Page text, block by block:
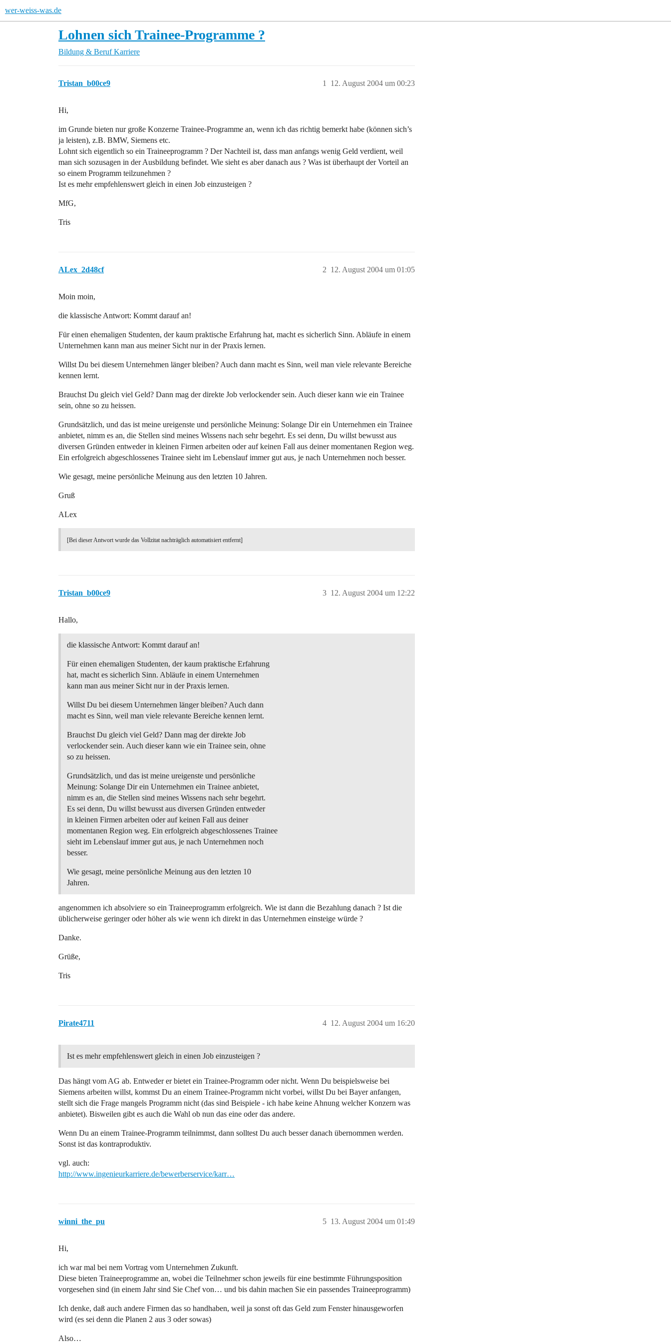
wer-weiss-was.de
Lohnen sich Trainee-Programme ?
Bildung & Beruf Karriere
Tristan_b00ce9 12. August 2004 um 00:23
1
Hi,
im Grunde bieten nur große Konzerne Trainee-Programme an, wenn ich das richtig bemerkt habe (können sich’s
ja leisten), z.B. BMW, Siemens etc.
Lohnt sich eigentlich so ein Traineeprogramm ? Der Nachteil ist, dass man anfangs wenig Geld verdient, weil
man sich sozusagen in der Ausbildung befindet. Wie sieht es aber danach aus ? Was ist überhaupt der Vorteil an
so einem Programm teilzunehmen ?
Ist es mehr empfehlenswert gleich in einen Job einzusteigen ?
MfG,
Tris
ALex_2d48cf 12. August 2004 um 01:05
2
Moin moin,
die klassische Antwort: Kommt darauf an!
Für einen ehemaligen Studenten, der kaum praktische Erfahrung hat, macht es sicherlich Sinn. Abläufe in einem
Unternehmen kann man aus meiner Sicht nur in der Praxis lernen.
Willst Du bei diesem Unternehmen länger bleiben? Auch dann macht es Sinn, weil man viele relevante Bereiche
kennen lernt.
Brauchst Du gleich viel Geld? Dann mag der direkte Job verlockender sein. Auch dieser kann wie ein Trainee
sein, ohne so zu heissen.
Grundsätzlich, und das ist meine ureigenste und persönliche Meinung: Solange Dir ein Unternehmen ein Trainee
anbietet, nimm es an, die Stellen sind meines Wissens nach sehr begehrt. Es sei denn, Du willst bewusst aus
diversen Gründen entweder in kleinen Firmen arbeiten oder auf keinen Fall aus deiner momentanen Region weg.
Ein erfolgreich abgeschlossenes Trainee sieht im Lebenslauf immer gut aus, je nach Unternehmen noch besser.
Wie gesagt, meine persönliche Meinung aus den letzten 10 Jahren.
Gruß
ALex
[Bei dieser Antwort wurde das Vollzitat nachträglich automatisiert entfernt]
Tristan_b00ce9 12. August 2004 um 12:22
3
Hallo,
die klassische Antwort: Kommt darauf an!
Für einen ehemaligen Studenten, der kaum praktische Erfahrung
hat, macht es sicherlich Sinn. Abläufe in einem Unternehmen
kann man aus meiner Sicht nur in der Praxis lernen.
Willst Du bei diesem Unternehmen länger bleiben? Auch dann
macht es Sinn, weil man viele relevante Bereiche kennen lernt.
Brauchst Du gleich viel Geld? Dann mag der direkte Job
verlockender sein. Auch dieser kann wie ein Trainee sein, ohne
so zu heissen.
Grundsätzlich, und das ist meine ureigenste und persönliche
Meinung: Solange Dir ein Unternehmen ein Trainee anbietet,
nimm es an, die Stellen sind meines Wissens nach sehr begehrt.
Es sei denn, Du willst bewusst aus diversen Gründen entweder
in kleinen Firmen arbeiten oder auf keinen Fall aus deiner
momentanen Region weg. Ein erfolgreich abgeschlossenes Trainee
sieht im Lebenslauf immer gut aus, je nach Unternehmen noch
besser.
Wie gesagt, meine persönliche Meinung aus den letzten 10
Jahren.
angenommen ich absolviere so ein Traineeprogramm erfolgreich. Wie ist dann die Bezahlung danach ? Ist die
üblicherweise geringer oder höher als wie wenn ich direkt in das Unternehmen einsteige würde ?
Danke.
Grüße,
Tris
Pirate4711 12. August 2004 um 16:20
4
Ist es mehr empfehlenswert gleich in einen Job einzusteigen ?
Das hängt vom AG ab. Entweder er bietet ein Trainee-Programm oder nicht. Wenn Du beispielsweise bei
Siemens arbeiten willst, kommst Du an einem Trainee-Programm nicht vorbei, willst Du bei Bayer anfangen,
stellt sich die Frage mangels Programm nicht (das sind Beispiele - ich habe keine Ahnung welcher Konzern was
anbietet). Bisweilen gibt es auch die Wahl ob nun das eine oder das andere.
Wenn Du an einem Trainee-Programm teilnimmst, dann solltest Du auch besser danach übernommen werden.
Sonst ist das kontraproduktiv.
vgl. auch:
http://www.ingenieurkarriere.de/bewerberservice/karr…
winni_the_pu 13. August 2004 um 01:49
5
Hi,
ich war mal bei nem Vortrag vom Unternehmen Zukunft.
Diese bieten Traineeprogramme an, wobei die Teilnehmer schon jeweils für eine bestimmte Führungsposition
vorgesehen sind (in einem Jahr sind Sie Chef von… und bis dahin machen Sie ein passendes Traineeprogramm)
Ich denke, daß auch andere Firmen das so handhaben, weil ja sonst oft das Geld zum Fenster hinausgeworfen
wird (es sei denn die Planen 2 aus 3 oder sowas)
Also…